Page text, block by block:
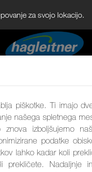
za svojo lokacijo.
piškotke. Ti imajo
našega spletnega
znova izboljšujemo
podatke
lahko kadar koli
prekličete. Nadaljnje